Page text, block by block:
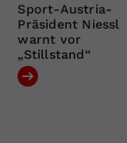
Sport-Austria-
Präsident Niessl
warnt vor
„Stillstand“